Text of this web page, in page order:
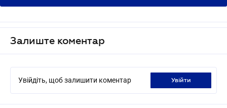
Залиште коментар
Увійдіть, щоб залишити коментар увійти